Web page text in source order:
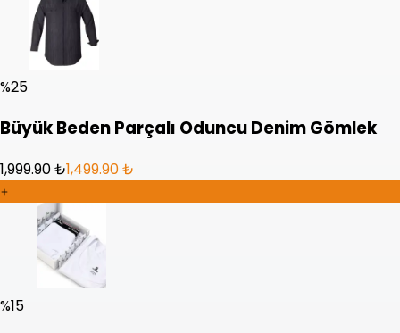
%25
Büyük Beden Parçalı Oduncu Denim Gömlek
1,999.90 ₺1,499.90 ₺
%15